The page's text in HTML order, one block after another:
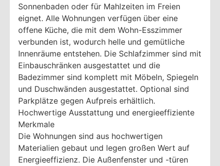
Sonnenbaden oder für Mahlzeiten im Freien
eignet. Alle Wohnungen verfügen über eine
offene Küche, die mit dem Wohn-Esszimmer
verbunden ist, wodurch helle und gemütliche
Innenräume entstehen. Die Schlafzimmer sind mit
Einbauschränken ausgestattet und die
Badezimmer sind komplett mit Möbeln, Spiegeln
und Duschwänden ausgestattet. Optional sind
Parkplätze gegen Aufpreis erhältlich.
Hochwertige Ausstattung und energieeffiziente
Merkmale
Die Wohnungen sind aus hochwertigen
Materialien gebaut und legen großen Wert auf
Energieeffizienz. Die Außenfenster und -türen